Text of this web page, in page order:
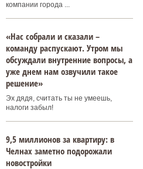
компании города ...
«Нас собрали и сказали –
команду распускают. Утром мы
обсуждали внутренние вопросы, а
уже днем нам озвучили такое
решение»
Эх дядя, считать ты не умеешь,
налоги забыл!
9,5 миллионов за квартиру: в
Челнах заметно подорожали
новостройки